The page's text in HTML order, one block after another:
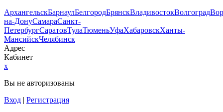
АрхангельскБарнаулБелгородБрянскВладивостокВолгоград
на-ДонуСамараСанкт-
ПетербургСаратовТулаТюменьУфаХабаровскХанты-
МансийскЧелябинск
Адрес
Кабинет
x
Вы не авторизованы
Вход | Регистрация